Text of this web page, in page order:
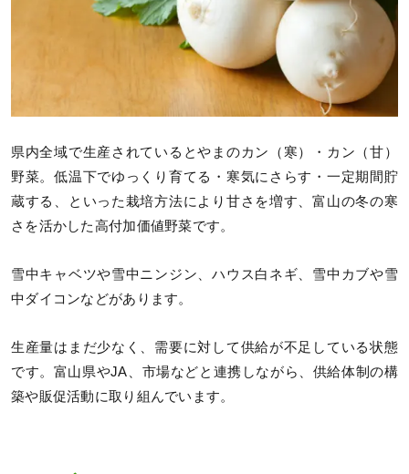
県内全域で生産されているとやまのカン（寒）・カン（甘）
野菜。低温下でゆっくり育てる・寒気にさらす・一定期間貯
蔵する、といった栽培方法により甘さを増す、富山の冬の寒
さを活かした高付加価値野菜です。
雪中キャベツや雪中ニンジン、ハウス白ネギ、雪中カブや雪
中ダイコンなどがあります。
生産量はまだ少なく、需要に対して供給が不足している状態
です。富山県やJA、市場などと連携しながら、供給体制の構
築や販促活動に取り組んでいます。